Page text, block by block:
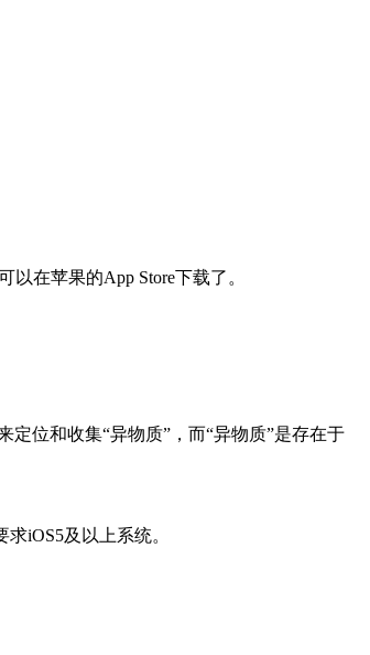
在苹果的App Store下载了。
定位和收集“异物质”，而“异物质”是存在于
iOS5及以上系统。